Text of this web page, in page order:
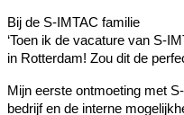
Bij de S-IMTAC familie
‘Toen ik de vacature van S-
in Rotterdam! Zou dit de
Mijn eerste ontmoeting met
bedrijf en de interne